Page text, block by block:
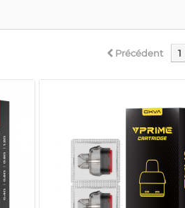
Précédent 1